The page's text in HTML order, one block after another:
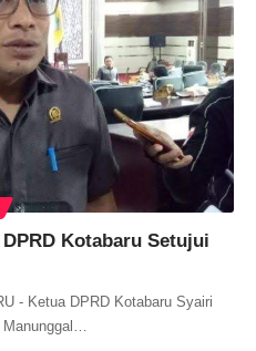
Kotabaru Setujui
- Ketua DPRD Kotabaru Syairi